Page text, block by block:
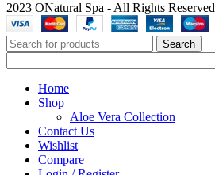
2023 ONatural Spa - All Rights Reserved
Search
Home
Shop
Aloe Vera Collection
Contact Us
Wishlist
Compare